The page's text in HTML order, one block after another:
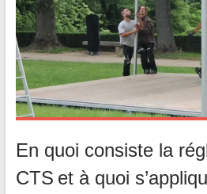
En quoi consiste la
CTS et à quoi